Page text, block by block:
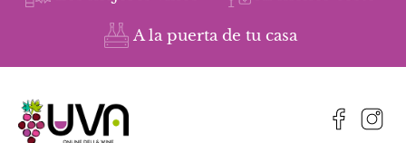
A la puerta de tu casa